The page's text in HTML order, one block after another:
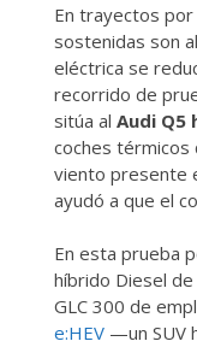
En trayectos
sostenidas son
eléctrica se
recorrido de
sitúa al Audi Q5
coches térmicos
viento presente
ayudó a que el
En esta prueba
híbrido Diesel
GLC 300 de
e:HEV—un SUV